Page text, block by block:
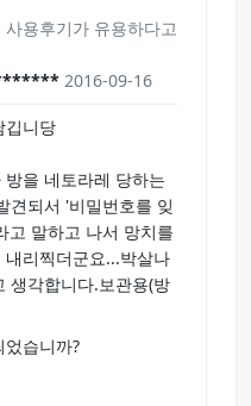
용후기가 유용하다고
2016-09-16
깁니당
을 네토라레 당하는
견되서 '비밀번호를 잊
고 말하고 나서 망치를
리찍더군요...박살나
생각합니다.보관용(방
습니까?